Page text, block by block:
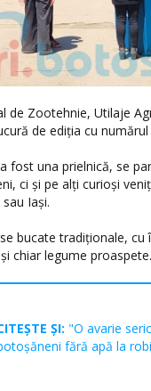
de Zootehnie, Utilaje
de ediția cu numărul
fost una prielnică, se
ci și pe alți curioși
Iași.
bucate tradiționale,
chiar legume proaspete.
ȘI: "O avarie
fără apă la